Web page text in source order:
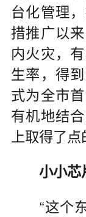
台化管理
措推广以
内火灾，
生率，得
式为全市
有机地结
上取得了点
小小芯
“这个东